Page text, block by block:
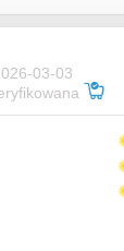
03-03